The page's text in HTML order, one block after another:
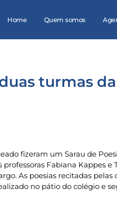
Home Quem somos
turmas da
fizeram um Sarau de
Fabiana Kappes
As poesias recitadas pelas
no pátio do colégio e